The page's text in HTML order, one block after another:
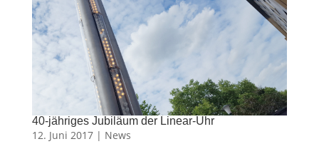
40-jähriges Jubiläum der Linear-Uhr
12. Juni 2017 | News